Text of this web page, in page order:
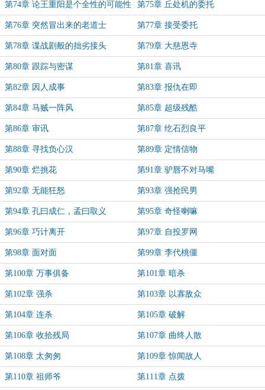
第74章 论王重阳是个全性的可能性 第75章 丘处机的委托
第76章 突然冒出来的老道士 第77章 接受委托
第78章 谍战剧般的拙劣接头 第79章 大慈恩寺
第80章 跟踪与密谋 第81章 喜讯
第82章 因人成事 第83章 报仇在即
第84章 马贼一阵风 第85章 超级残酷
第86章 审讯 第87章 纥石烈良平
第88章 寻找负心汉 第89章 定情信物
第90章 烂挑花 第91章 驴唇不对马嘴
第92章 无能狂怒 第93章 强抢民男
第94章 孔曰成仁，孟曰取义 第95章 奇怪喇嘛
第96章 巧计离开 第97章 自投罗网
第98章 面对面 第99章 李代桃僵
第100章 万事俱备 第101章 暗杀
第102章 强杀 第103章 以寡敌众
第104章 连杀 第105章 破解
第106章 收拾残局 第107章 曲终人散
第108章 太匆匆 第109章 惊闻故人
第110章 祖师爷 第111章 点拨